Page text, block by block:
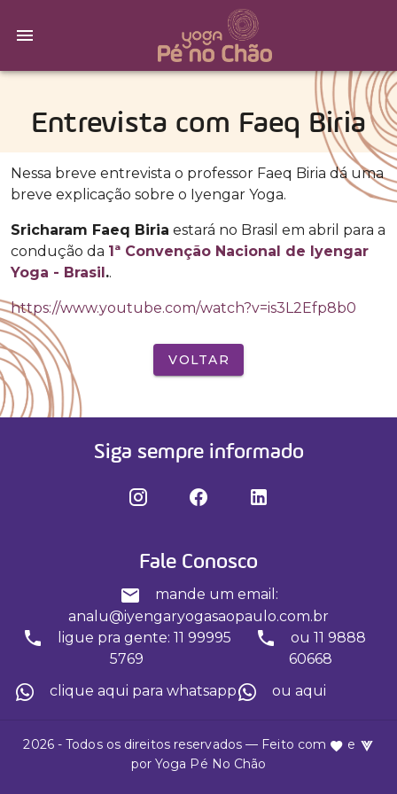
Entrevista com Faeq Biria
Nessa breve entrevista o professor Faeq Biria dá uma
breve explicação sobre o Iyengar Yoga.
Sricharam Faeq Biria estará no Brasil em abril para a
condução da 1ª Convenção Nacional de Iyengar
Yoga - Brasil..
https://www.youtube.com/watch?v=is3L2Efp8b0
VOLTAR
Siga sempre informado
Fale Conosco
mande um email:
analu@iyengaryogasaopaulo.com.br
ligue pra gente: 11 99995
5769
ou 11 9888
60668
clique aqui para whatsapp
ou aqui
2026 - Todos os direitos reservados — Feito com
e
por Yoga Pé No Chão